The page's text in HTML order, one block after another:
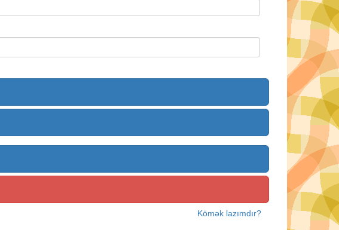
Kömək lazımdır?